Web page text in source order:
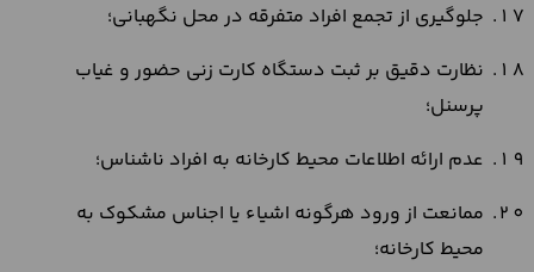
جلوگیری از تجمع افراد متفرقه در محل نگهبانی؛
نظارت دقیق بر ثبت دستگاه کارت‌ زنی حضور و غیاب
پرسنل؛
عدم ارائه اطلاعات محیط کارخانه به افراد ناشناس؛
ممانعت از ورود هرگونه اشیاء یا اجناس مشکوک به
محیط کارخانه؛